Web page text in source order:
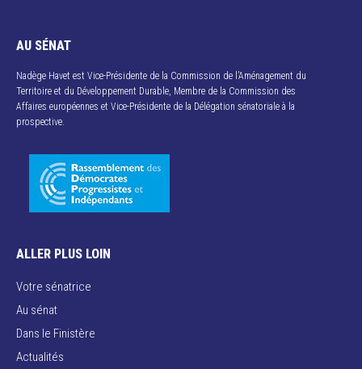
AU SÉNAT
Nadège Havet est Vice-Présidente de la Commission de l’Aménagement du
Territoire et du Développement Durable, Membre de la Commission des
Affaires européennes et Vice-Présidente de la Délégation sénatoriale à la
prospective.
ALLER PLUS LOIN
Votre sénatrice
Au sénat
Dans le Finistère
Actualités